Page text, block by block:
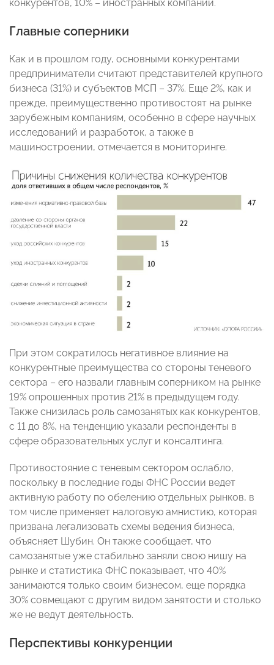
конкурентов, 10% – иностранных компаний.
Главные соперники
Как и в прошлом году, основными конкурентами
предприниматели считают представителей крупного
бизнеса (31%) и субъектов МСП – 37%. Еще 2%, как и
прежде, преимущественно противостоят на рынке
зарубежным компаниям, особенно в сфере научных
исследований и разработок, а также в
машиностроении, отмечается в мониторинге.
При этом сократилось негативное влияние на
конкурентные преимущества со стороны теневого
сектора – его назвали главным соперником на рынке
19% опрошенных против 21% в предыдущем году.
Также снизилась роль самозанятых как конкурентов,
с 11 до 8%, на тенденцию указали респонденты в
сфере образовательных услуг и консалтинга.
Противостояние с теневым сектором ослабло,
поскольку в последние годы ФНС России ведет
активную работу по обелению отдельных рынков, в
том числе применяет налоговую амнистию, которая
призвана легализовать схемы ведения бизнеса,
объясняет Шубин. Он также сообщает, что
самозанятые уже стабильно заняли свою нишу на
рынке и статистика ФНС показывает, что 40%
занимаются только своим бизнесом, еще порядка
30% совмещают с другим видом занятости и столько
же не ведут деятельность.
Перспективы конкуренции